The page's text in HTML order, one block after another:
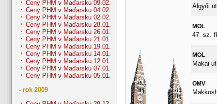
Ceny PHM v Maďarsku 09.02.
Ceny PHM v Maďarsku 04.02.
Ceny PHM v Maďarsku 02.02.
Ceny PHM v Maďarsku 28.01.
Ceny PHM v Maďarsku 26.01.
Ceny PHM v Maďarsku 21.01.
Ceny PHM v Maďarsku 19.01.
Ceny PHM v Maďarsku 14.01.
Ceny PHM v Maďarsku 12.01.
Ceny PHM v Maďarsku 07.01.
Ceny PHM v Maďarsku 05.01.
- rok 2009
Algyői ut
MOL
47. sz.
MOL
Makai ut
OMV